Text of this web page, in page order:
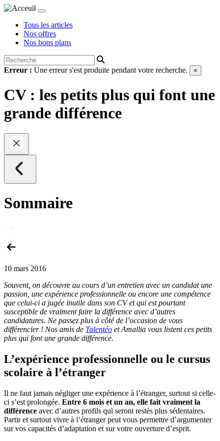
Tous les articles
Nos offres
Nos bons plans
Erreur : Une erreur s'est produite pendant votre recherche. ×
CV : les petits plus qui font une
grande différence
Sommaire
10 mars 2016
Souvent, on découvre au cours d’un entretien avec un candidat une
passion, une expérience professionnelle ou encore une compétence
que celui-ci a jugée inutile dans son CV et qui est pourtant
susceptible de vraiment faire la différence avec d’autres
candidatures. Ne passez plus à côté de l’occasion de vous
différencier ! Nos amis de Talentéo et Amallia vous listent ces petits
plus qui font une grande différence.
L’expérience professionnelle ou le cursus
scolaire à l’étranger
Il ne faut jamais négliger une expérience à l’étranger, surtout si celle-
ci s’est prolongée. Entre 6 mois et un an, elle fait vraiment la
différence avec d’autres profils qui seront restés plus sédentaires.
Partir et surtout vivre à l’étranger peut vous permettre d’argumenter
sur vos capacités d’adaptation et sur votre ouverture d’esprit.